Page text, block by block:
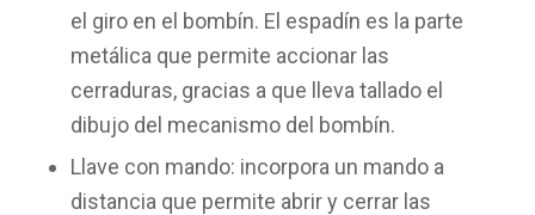
el giro en el bombín. El espadín es la parte
metálica que permite accionar las
cerraduras, gracias a que lleva tallado el
dibujo del mecanismo del bombín.
Llave con mando: incorpora un mando a
distancia que permite abrir y cerrar las